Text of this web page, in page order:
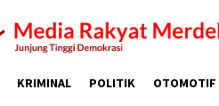
KRIMINAL POLITIK OTOMOTIF